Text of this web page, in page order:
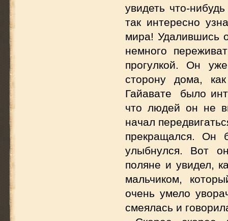
увидеть что-
так интересно
мира! Удалившись
немного
прогулкой. Он
сторону дома,
Гайавате было
что людей он не
начал
прекращался. Он
улыбнулся. Вот
поляне и увидел,
мальчиком,
очень умело
смеялась и